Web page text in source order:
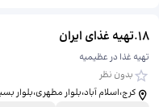
18
.تهیه غذای ایران
تهیه غذا در عظیمیه
بدون نظر
کرج،اسلام آباد،بلوار مطهری،بلوار